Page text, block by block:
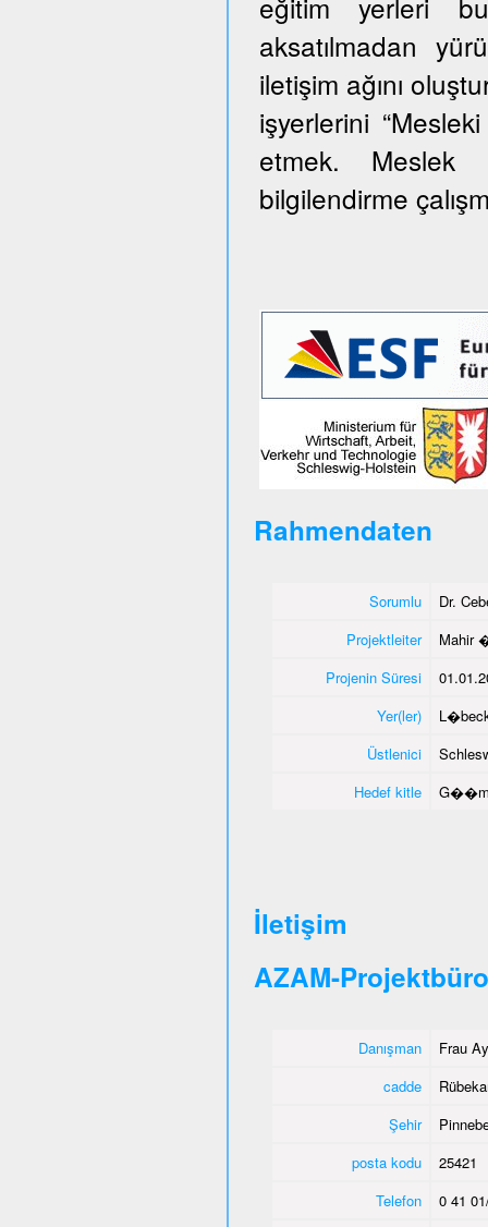
aksatılmadan
iletişim ağını
işyerlerini
etmek. Meslek
bilgilendirme
Rahmendaten
Sorumlu
Dr.
Projektleiter
Mahir
Projenin Süresi
Yer(ler)
Üstlenici
Hedef kitle
İletişim
AZAM-
Danışman
Frau
cadde
Şehir
posta kodu
25421
Telefon
0 41